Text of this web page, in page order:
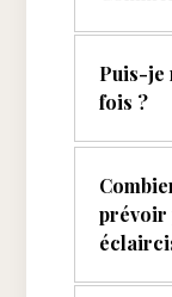
Puis-je
fois ?
prévoir